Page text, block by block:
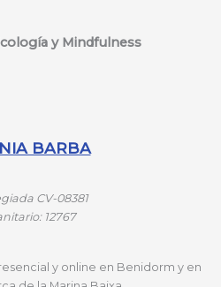
y Mindfulness
BARBA
CV-08381
12767
y online en Benidorm y en